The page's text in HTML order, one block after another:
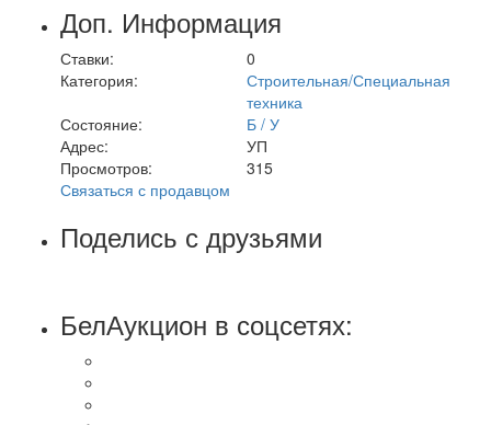
Доп. Информация
Ставки:
0
Категория:
Строительная/Специальная
техника
Состояние:
Б / У
Адрес:
УП
Просмотров:
315
Связаться с продавцом
Поделись с друзьями
БелАукцион в соцсетях: